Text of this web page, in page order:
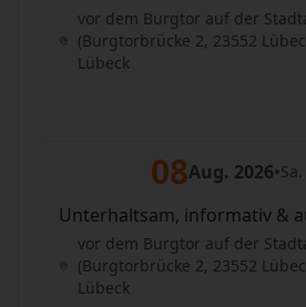
vor dem Burgtor auf der
(Burgtorbrücke 2, 23552
Lübeck
08Aug. 2026•
Unterhaltsam, informativ &
vor dem Burgtor auf der
(Burgtorbrücke 2, 23552
Lübeck